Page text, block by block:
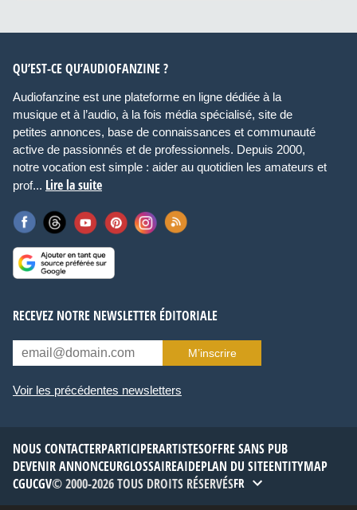
QU’EST-CE QU’AUDIOFANZINE ?
Audiofanzine est une plateforme en ligne dédiée à la
musique et à l’audio, à la fois média spécialisé, site de
petites annonces, base de connaissances et communauté
active de passionnés et de professionnels. Depuis 2000,
notre vocation est simple : aider au quotidien les amateurs et
prof... Lire la suite
RECEVEZ NOTRE NEWSLETTER ÉDITORIALE
M’inscrire
Voir les précédentes newsletters
NOUS CONTACTERPARTICIPERARTISTESOFFRE SANS PUB
DEVENIR ANNONCEURGLOSSAIREAIDEPLAN DU SITEENTITYMAP
CGUCGV© 2000-2026 TOUS DROITS RÉSERVÉSFR